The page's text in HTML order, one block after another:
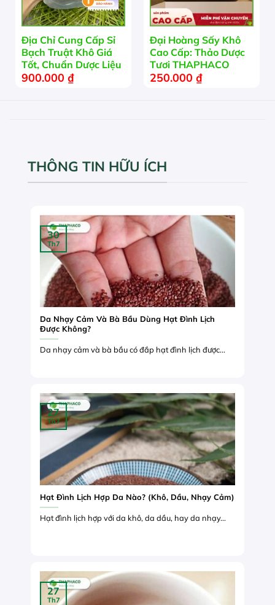
Địa Chỉ Cung Cấp Sỉ
Bạch Truật Khô Giá
Tốt, Chuẩn Dược Liệu
900.000 ₫
Đại Hoàng Sấy Khô
Cao Cấp: Thảo Dược
Tươi THAPHACO
250.000 ₫
THÔNG TIN HỮU ÍCH
Da Nhạy Cảm Và Bà Bầu Dùng Hạt Đình Lịch
Được Không?
Da nhạy cảm và bà bầu có đắp hạt đình lịch được...
30
Th7
Hạt Đình Lịch Hợp Da Nào? (Khô, Dầu, Nhạy Cảm)
Hạt đình lịch hợp với da khô, da dầu, hay da nhạy...
27
Th7
27
Th7